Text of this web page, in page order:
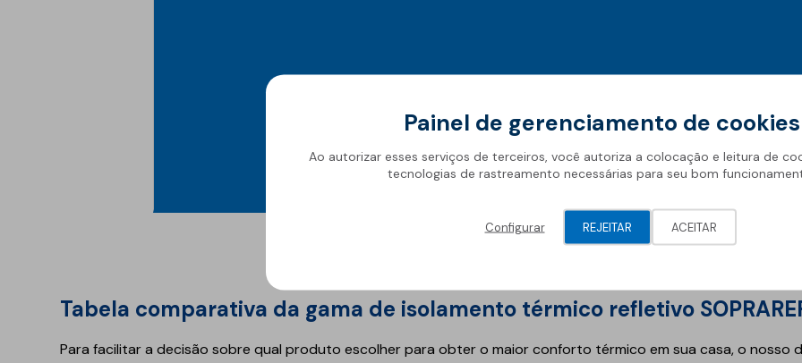
Tabela comparativa da gama de isolamento térmico refletivo
Para facilitar a decisão sobre qual produto escolher para obter o maior conforto térmico em sua casa, o
Painel de gerenciamento de cookies
Ao autorizar esses serviços de terceiros, você autoriza a colocação e leitura de
tecnologias de rastreamento necessárias para seu bom
REJEITAR
Configurar ACEITAR